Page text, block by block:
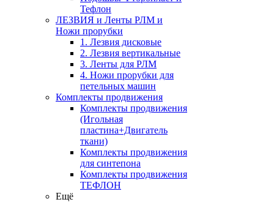
Тефлон
ЛЕЗВИЯ и Ленты РЛМ и
Ножи прорубки
1. Лезвия дисковые
2. Лезвия вертикальные
3. Ленты для РЛМ
4. Ножи прорубки для
петельных машин
Комплекты продвижения
Комплекты продвижения
(Игольная
пластина+Двигатель
ткани)
Комплекты продвижения
для синтепона
Комплекты продвижения
ТЕФЛОН
Ещё